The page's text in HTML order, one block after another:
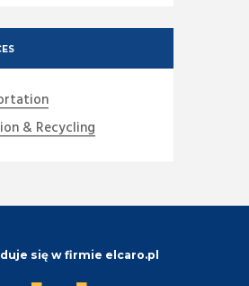
& Recycling
się w firmie elcaro.pl